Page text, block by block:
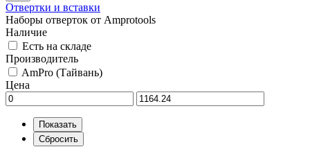
Отвертки и вставки
Наборы отверток от Amprotools
Наличие
Есть на складе
Производитель
AmPro (Тайвань)
Цена